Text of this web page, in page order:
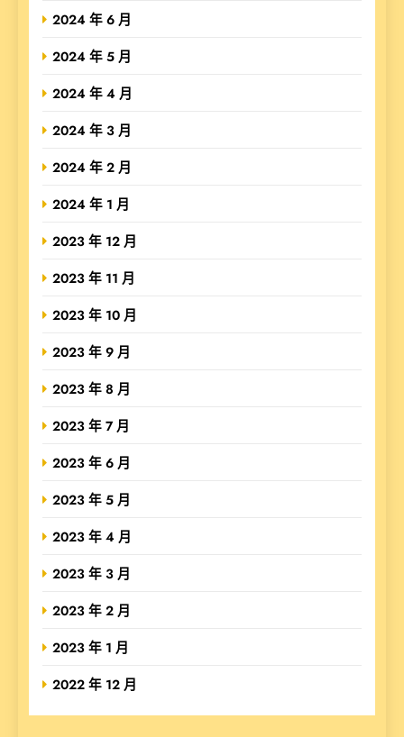
2024 年 6 月
2024 年 5 月
2024 年 4 月
2024 年 3 月
2024 年 2 月
2024 年 1 月
2023 年 12 月
2023 年 11 月
2023 年 10 月
2023 年 9 月
2023 年 8 月
2023 年 7 月
2023 年 6 月
2023 年 5 月
2023 年 4 月
2023 年 3 月
2023 年 2 月
2023 年 1 月
2022 年 12 月